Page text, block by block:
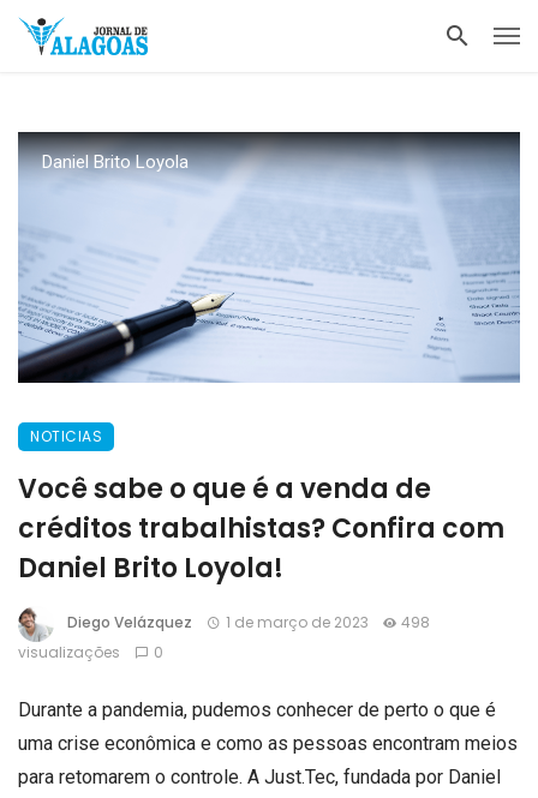
Daniel Brito Loyola
NOTICIAS
Você sabe o que é a venda de
créditos trabalhistas? Confira com
Daniel Brito Loyola!
Diego Velázquez 1 de março de 2023
498
visualizações
0
Durante a pandemia, pudemos conhecer de perto o que é
uma crise econômica e como as pessoas encontram meios
para retomarem o controle. A Just.Tec, fundada por Daniel